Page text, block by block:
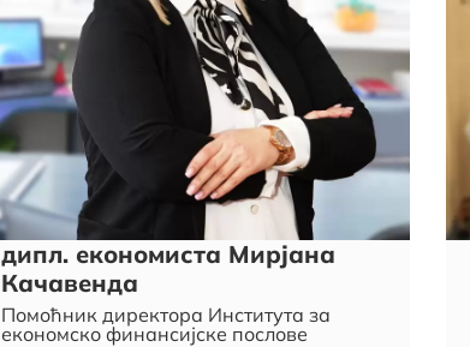
дипл. економиста Мирјана
Качавенда
Помоћник директора Института за
економско финансијске послове